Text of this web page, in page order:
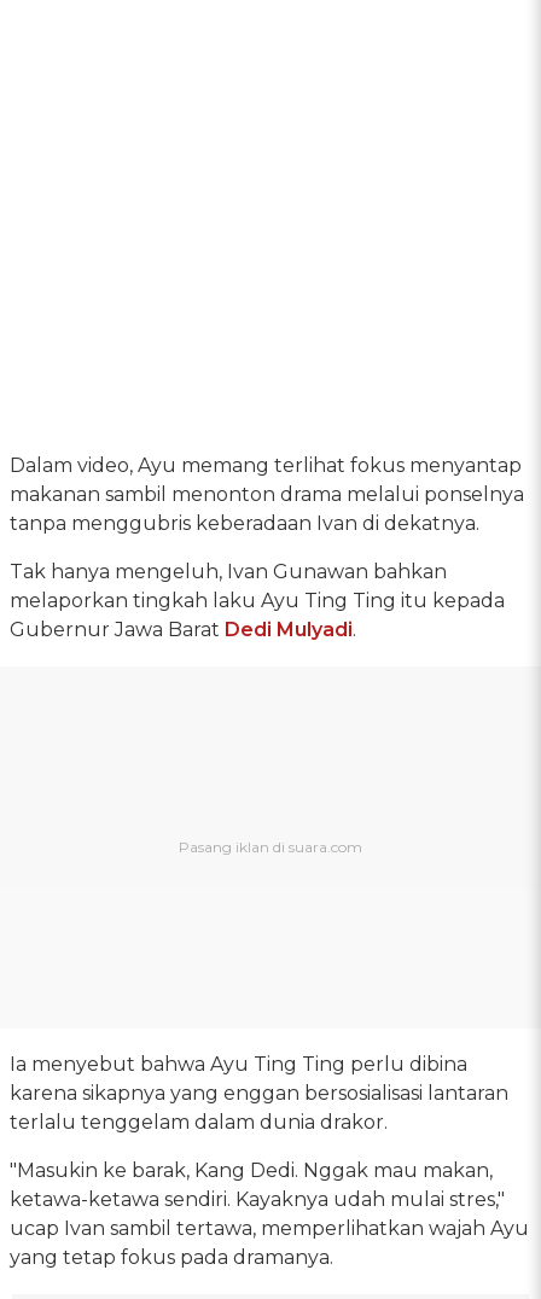
Dalam video, Ayu memang terlihat fokus menyantap
makanan sambil menonton drama melalui ponselnya
tanpa menggubris keberadaan Ivan di dekatnya.
Tak hanya mengeluh, Ivan Gunawan bahkan
melaporkan tingkah laku Ayu Ting Ting itu kepada
Gubernur Jawa Barat Dedi Mulyadi.
Ia menyebut bahwa Ayu Ting Ting perlu dibina
karena sikapnya yang enggan bersosialisasi lantaran
terlalu tenggelam dalam dunia drakor.
"Masukin ke barak, Kang Dedi. Nggak mau makan,
ketawa-ketawa sendiri. Kayaknya udah mulai stres,"
ucap Ivan sambil tertawa, memperlihatkan wajah Ayu
yang tetap fokus pada dramanya.